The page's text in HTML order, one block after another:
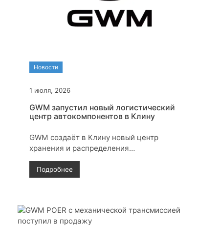
Новости
1 июля, 2026
GWM запустил новый логистический
центр автокомпонентов в Клину
GWM создаёт в Клину новый центр
хранения и распределения
обслуживать дилерскую сеть HAVAL и
TANK в России и Белоруссии.
Подробнее